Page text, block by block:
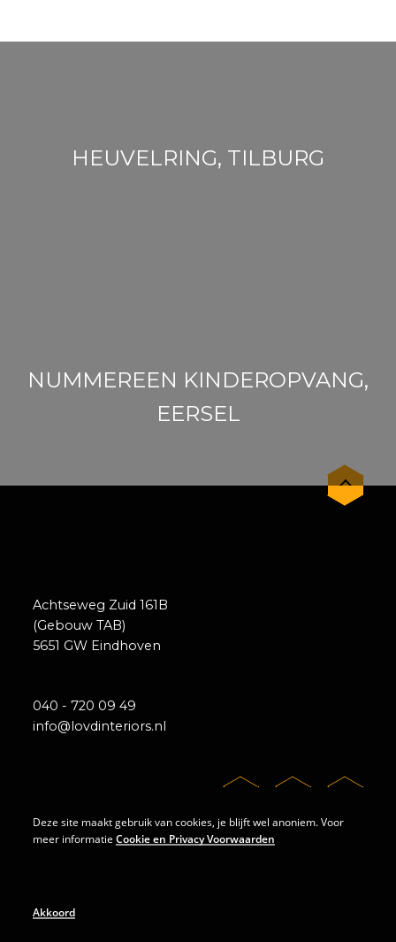
Deze site maakt gebruik van cookies, je blijft wel anoniem. Voor
meer informatieCookie en Privacy Voorwaarden
Akkoord
HEUVELRING, TILBURG
NUMMEREEN KINDEROPVANG,
EERSEL
Achtseweg Zuid 161B
(Gebouw TAB)
5651 GW Eindhoven
040 - 720 09 49
info@lovdinteriors.nl